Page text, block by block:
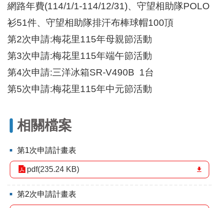
化
資
產
北
市
區
里
市
名
網路年費(114/1/1-114/12/31)、守望相助隊POLO
衫51件、守望相助隊排汗布棒球帽100頂
第2次申請:梅花里115年母親節活動
第3次申請:梅花里115年端午節活動
第4次申請:三洋冰箱SR-V490B 1台
第5次申請:梅花里115年中元節活動
相關檔案
第1次申請計畫表
pdf(235.24 KB)
第2次申請計畫表